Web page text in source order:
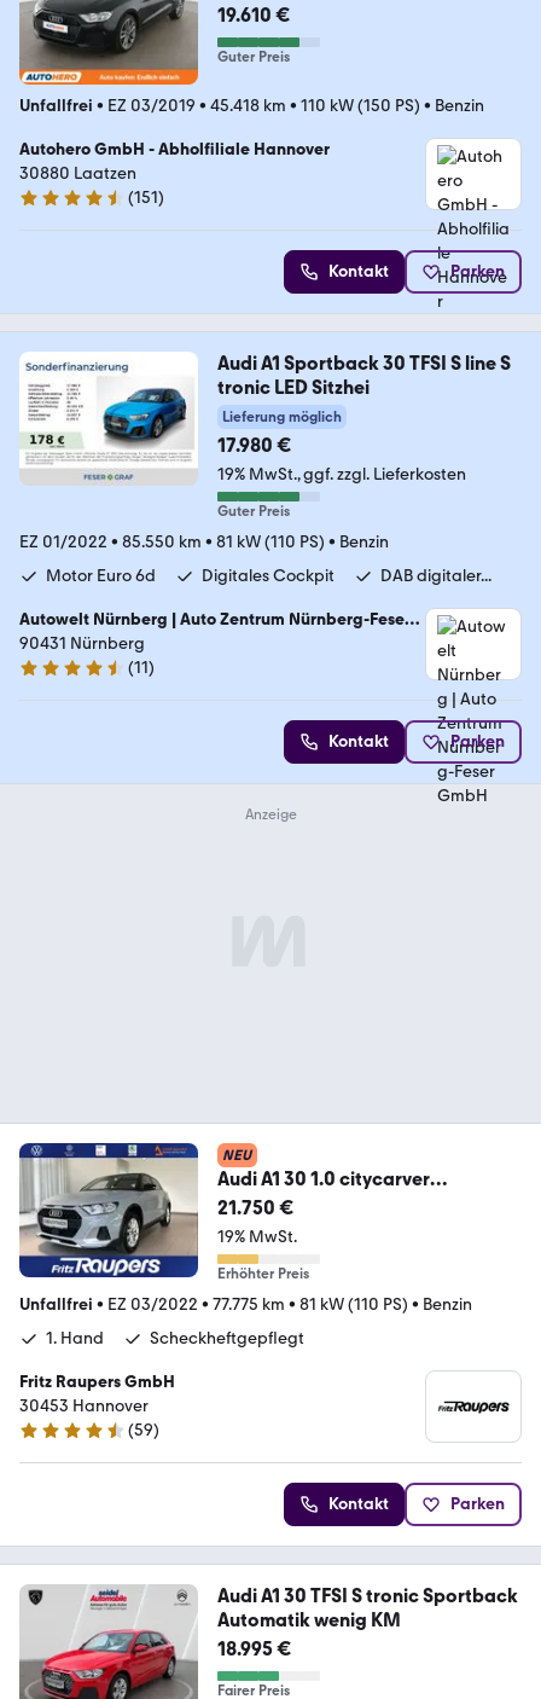
19.610 €
Guter Preis
Unfallfrei • EZ 03/2019 • 45.418 km • 110 kW (150 PS) • Benzin
Autohero GmbH - Abholfiliale Hannover
30880 Laatzen
4.7 Sterne
(151)
Kontakt Parken
Audi A1 Sportback 30 TFSI S line S
tronic LED Sitzhei
Lieferung möglich
17.980 €
19% MwSt. ggf. zzgl. Lieferkosten
Guter Preis
EZ 01/2022 • 85.550 km • 81 kW (110 PS) • Benzin
Motor Euro 6d
Digitales Cockpit DAB digitaler...
Autowelt Nürnberg | Auto Zentrum Nürnberg-Feser
GmbH
90431 Nürnberg
4.7 Sterne
(11)
Kontakt Parken
NEU
Audi A1 30 1.0 citycarver
+ACC+KAMERA+NAVI
21.750 €
19% MwSt.
Erhöhter Preis
Unfallfrei • EZ 03/2022 • 77.775 km • 81 kW (110 PS) • Benzin
1. Hand
Scheckheftgepflegt
Fritz Raupers GmbH
30453 Hannover
4.7 Sterne
(59)
Kontakt Parken
Audi A1 30 TFSI S tronic Sportback
Automatik wenig KM
18.995 €
Fairer Preis